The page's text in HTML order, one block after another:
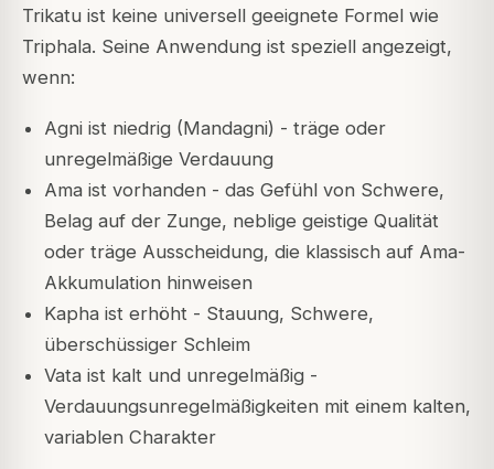
Trikatu ist keine universell geeignete Formel wie
Triphala. Seine Anwendung ist speziell angezeigt,
wenn:
Agni ist niedrig (Mandagni) - träge oder
unregelmäßige Verdauung
Ama ist vorhanden - das Gefühl von Schwere,
Belag auf der Zunge, neblige geistige Qualität
oder träge Ausscheidung, die klassisch auf Ama-
Akkumulation hinweisen
Kapha ist erhöht - Stauung, Schwere,
überschüssiger Schleim
Vata ist kalt und unregelmäßig -
Verdauungsunregelmäßigkeiten mit einem kalten,
variablen Charakter